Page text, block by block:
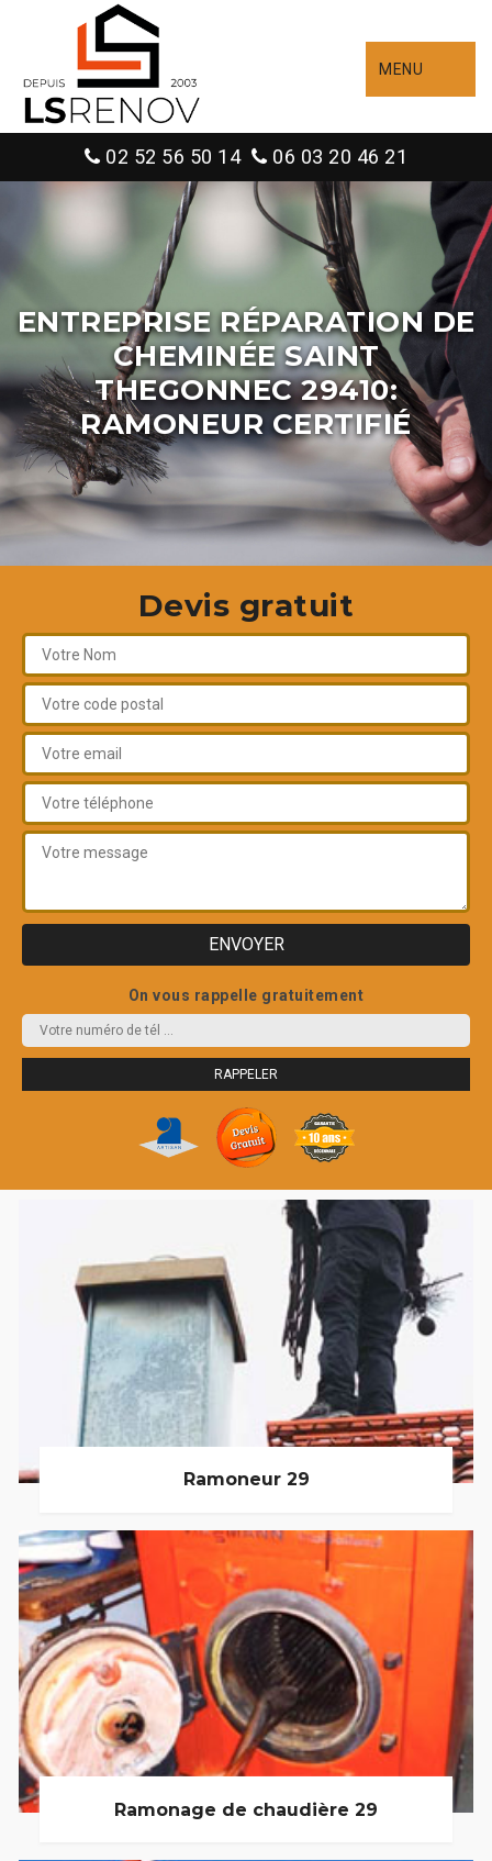
MENU
02 52 56 50 14 06 03 20 46 21
ENTREPRISE RÉPARATION DE
CHEMINÉE SAINT
THEGONNEC 29410:
RAMONEUR CERTIFIÉ
Devis gratuit
On vous rappelle gratuitement
Ramoneur 29
Ramonage de chaudière 29